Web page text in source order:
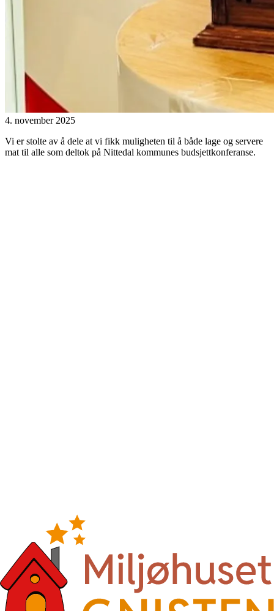
4. november 2025
Vi er stolte av å dele at vi fikk muligheten til å både lage og servere
mat til alle som deltok på Nittedal kommunes budsjettkonferanse.